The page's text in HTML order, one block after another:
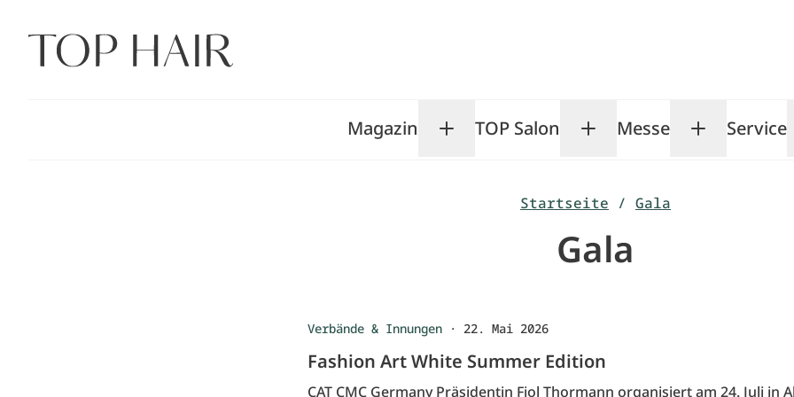
Inhalt
springen
Magazin Toggle Magazin submenu
TOP Salon Toggle TOP Salon
Messe ToggleService
Startseite / Gala
Gala
Verbände & Innungen · 22. Mai 2026
Fashion Art White Summer Edition
CAT CMC Germany Präsidentin Fiol Thormann organisiert am 24. Juli in